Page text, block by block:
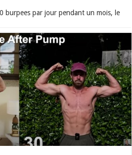
burpees par jour pendant un mois, le